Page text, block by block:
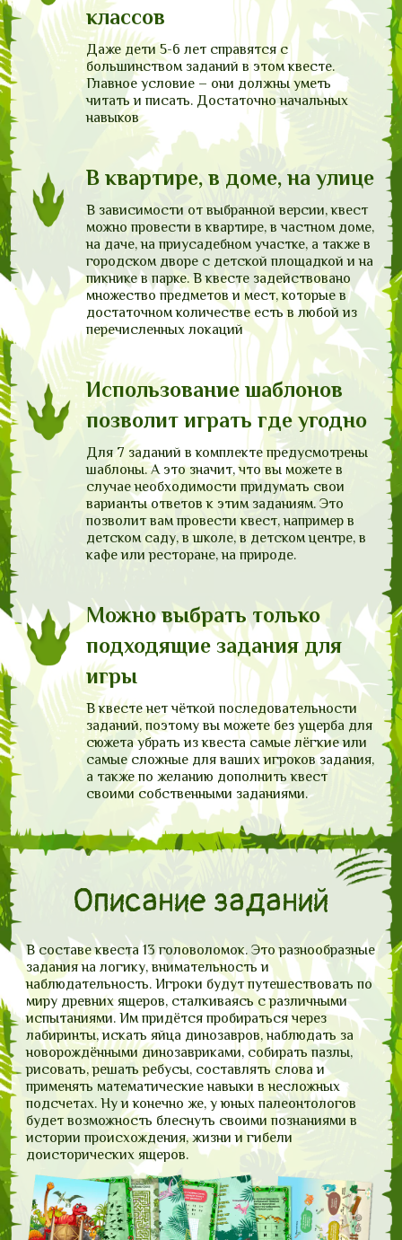
классов
Даже дети 5-6 лет справятся с
большинством заданий в этом квесте.
Главное условие – они должны уметь
читать и писать. Достаточно начальных
навыков
В квартире, в доме, на улице
В зависимости от выбранной версии, квест
можно провести в квартире, в частном доме,
на даче, на приусадебном участке, а также в
городском дворе с детской площадкой и на
пикнике в парке. В квесте задействовано
множество предметов и мест, которые в
достаточном количестве есть в любой из
перечисленных локаций
Использование шаблонов
позволит играть где угодно
Для 7 заданий в комплекте предусмотрены
шаблоны. А это значит, что вы можете в
случае необходимости придумать свои
варианты ответов к этим заданиям. Это
позволит вам провести квест, например в
детском саду, в школе, в детском центре, в
кафе или ресторане, на природе.
Можно выбрать только
подходящие задания для
игры
В квесте нет чёткой последовательности
заданий, поэтому вы можете без ущерба для
сюжета убрать из квеста самые лёгкие или
самые сложные для ваших игроков задания,
а также по желанию дополнить квест
своими собственными заданиями.
Описание заданий
В составе квеста 13 головоломок. Это разнообразные
задания на логику, внимательность и
наблюдательность. Игроки будут путешествовать по
миру древних ящеров, сталкиваясь с различными
испытаниями. Им придётся пробираться через
лабиринты, искать яйца динозавров, наблюдать за
новорождёнными динозавриками, собирать пазлы,
рисовать, решать ребусы, составлять слова и
применять математические навыки в несложных
подсчетах. Ну и конечно же, у юных палеонтологов
будет возможность блеснуть своими познаниями в
истории происхождения, жизни и гибели
доисторических ящеров.